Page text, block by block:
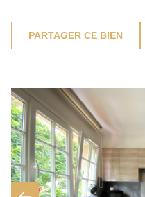
PARTAGER CE BIEN